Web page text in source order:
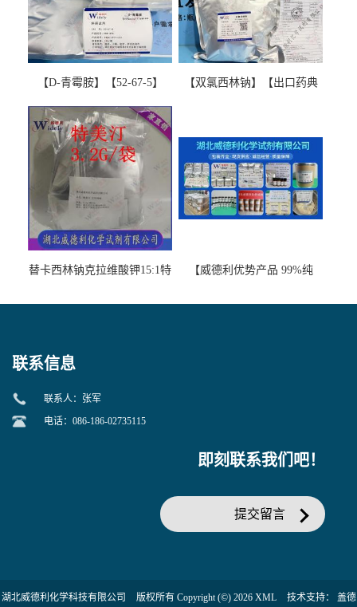
【D-青霉胺】【52-67-5】
图谱检测方法现货供应咨询
张军52-67-5
【双氯西林钠】【出口药典
替卡西林钠克拉维酸钾15:1特
【威德利优势产品 99%纯
联系信息
联系人：张军
电话：086-186-02735115
即刻联系我们吧！
提交留言
湖北威德利化学科技有限公司 版权所有 Copyright (©) 2026 XML 技术支持： 盖德